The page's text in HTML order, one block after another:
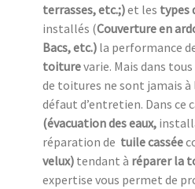
terrasses, etc.;)et les types
installés (Couverture en
Bacs, etc.) la performance
toiturevarie. Mais dans
de toitures ne sont jamais à
défaut d’entretien. Dans ce
(évacuation des eaux,
réparation de tuile cassée
velux) tendant à réparer la
expertise vous permet de